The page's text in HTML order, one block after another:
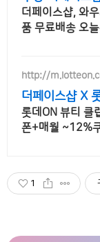
회원 특가
더페이스샵, 와
품 무료배송 오
http://
더페이스샵 X
천원 혜택!
롯데ON 뷰티 클
폰+매월 ~12%
1